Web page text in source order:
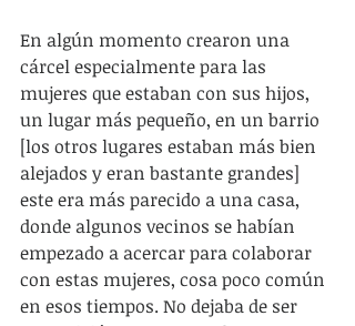
En algún momento crearon una
cárcel especialmente para las
mujeres que estaban con sus hijos,
un lugar más pequeño, en un barrio
[los otros lugares estaban más bien
alejados y eran bastante grandes]
este era más parecido a una casa,
donde algunos vecinos se habían
empezado a acercar para colaborar
con estas mujeres, cosa poco común
en esos tiempos. No dejaba de ser